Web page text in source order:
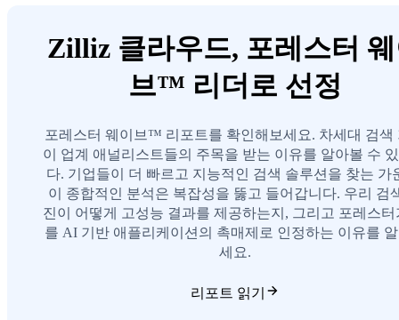
Zilliz 클라우드, 포레스터
브™ 리더로 선정
포레스터 웨이브™ 리포트를 확인해보세요. 차세대 검색
이 업계 애널리스트들의 주목을 받는 이유를 알아볼 수
다. 기업들이 더 빠르고 지능적인 검색 솔루션을 찾는 가
이 종합적인 분석은 복잡성을 뚫고 들어갑니다. 우리 검
진이 어떻게 고성능 결과를 제공하는지, 그리고 포레스터
를 AI 기반 애플리케이션의 촉매제로 인정하는 이유를
세요.
리포트 읽기